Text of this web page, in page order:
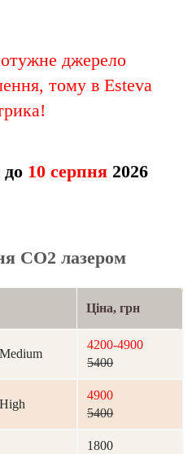
джерело
тому в Esteva
до 10 серпня 2026
CO2 лазером
Ціна, грн
4200-4900
5400
4900
5400
1800